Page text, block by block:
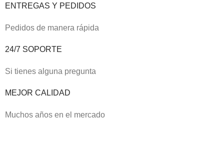
ENTREGAS Y PEDIDOS
Pedidos de manera rápida
24/7 SOPORTE
Si tienes alguna pregunta
MEJOR CALIDAD
Muchos años en el mercado